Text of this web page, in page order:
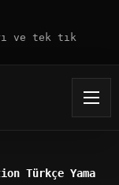
ve tek tık
Türkçe Yama